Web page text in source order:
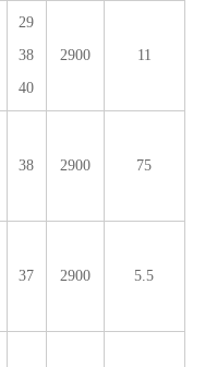
29
38
40
2900 11
38 2900 75
37 2900 5.5